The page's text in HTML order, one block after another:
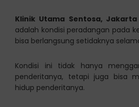
Klinik Utama Sentosa, Jakarta
adalah kondisi peradangan pada
bisa berlangsung setidaknya
Kondisi ini tidak hanya
penderitanya, tetapi juga bisa
hidup penderitanya.